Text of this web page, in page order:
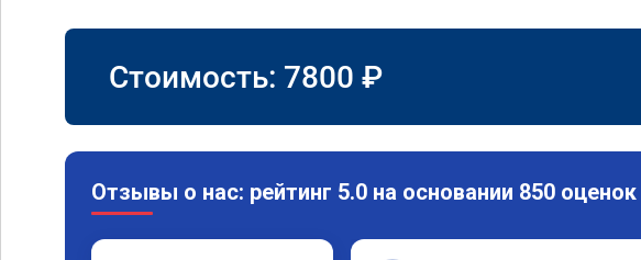
Стоимость: 7800 ₽
Отзывы о нас: рейтинг 5.0 на основании 850 оценок